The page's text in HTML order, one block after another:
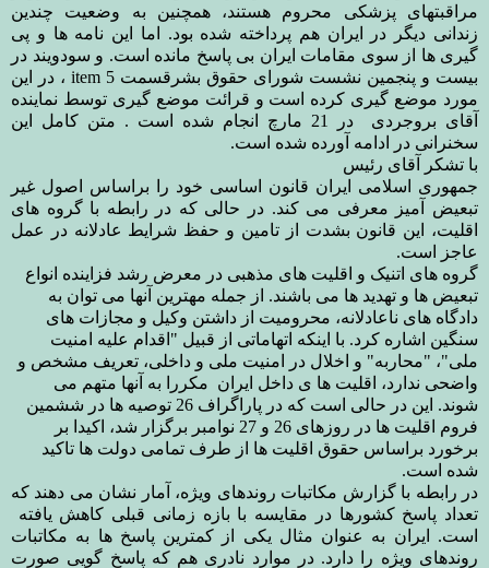
مراقبتهای پزشکی محروم هستند، همچنین به وضعیت چندین
زندانی دیگر در ایران هم پرداخته شده بود. اما این نامه ها و پی
گیری ها از سوی مقامات ایران بی پاسخ مانده است. و سودویند در
بیست و پنجمین نشست شورای حقوق بشرقسمت item 5 ، در این
مورد موضع گیری کرده است و قرائت موضع گیری توسط نماینده
آقای بروجردی در 21 مارچ انجام شده است .
متن کامل این
سخنرانی در ادامه آورده شده است.
با تشکر آقای رئیس
جمهوری اسلامی ایران قانون اساسی خود را براساس اصول غیر
تبعیض آمیز معرفی می کند. در حالی که در رابطه با گروه های
اقلیت، این قانون بشدت از تامین و حفظ شرایط عادلانه در عمل
عاجز است.
گروه های اتنیک و اقلیت های مذهبی در معرض رشد فزاینده انواع
تبعیض ها و تهدید ها می باشند. از جمله مهترین آنها می توان به
دادگاه های ناعادلانه، محرومیت از داشتن وکیل و مجازات های
سنگین اشاره کرد. با اینکه اتهاماتی از قبیل "اقدام علیه امنیت
ملی"، "محاربه" و اخلال در امنیت ملی و داخلی، تعریف مشخص و
واضحی ندارد، اقلیت ها ی داخل ایران مکررا به آنها متهم می
شوند. این در حالی است که در پاراگراف 26 توصیه ها در ششمین
فروم اقلیت ها در روزهای 26 و 27 نوامبر برگزار شد، اکیدا بر
برخورد براساس حقوق اقلیت ها از طرف تمامی دولت ها تاکید
شده است.
در رابطه با گزارش مکاتبات روندهای ویژه، آمار نشان می دهند که
تعداد پاسخ کشورها در مقایسه با بازه زمانی قبلی کاهش یافته
است. ایران به عنوان مثال یکی از کمترین پاسخ ها به مکاتبات
روندهای ویژه را دارد. در موارد نادری هم که پاسخ گویی صورت